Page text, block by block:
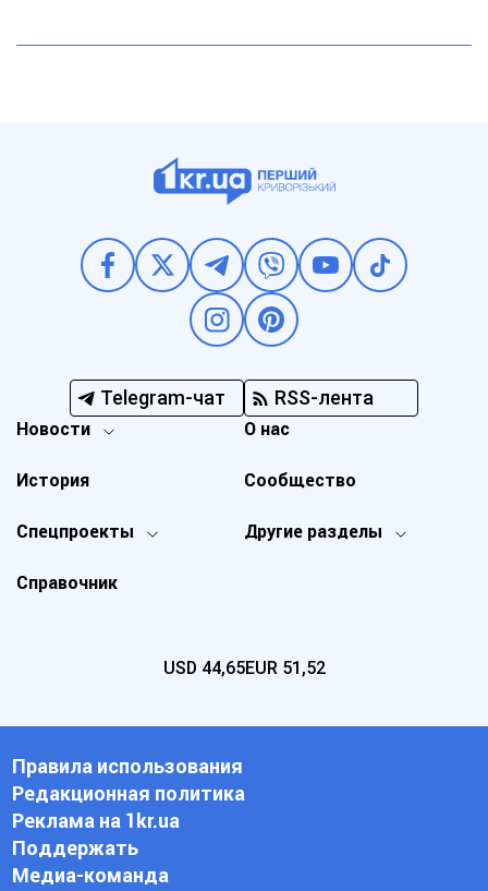
Telegram-чат RSS-лента
Новости
Спецпроекты Другие разделы
История
О нас
Справочник
Сообщество
USD 44,65EUR 51,52
Правила использования
Редакционная политика
Реклама на 1kr.ua
Поддержать
Медиа-команда